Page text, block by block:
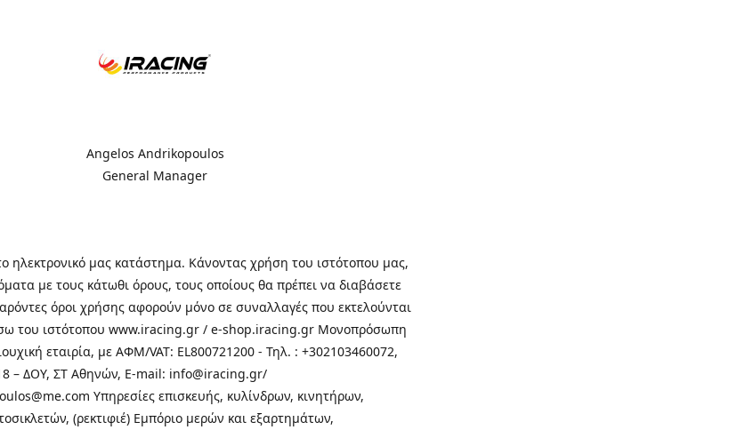
Angelos Andrikopoulos
General Manager
ηλεκτρονικό μας κατάστημα. Κάνοντας χρήση του ιστότοπου μας,
με τους κάτωθι όρους, τους οποίους θα πρέπει να διαβάσετε
όροι χρήσης αφορούν μόνο σε συναλλαγές που εκτελούνται
του ιστότοπου www.iracing.gr / e-shop.iracing.gr Μονοπρόσωπη
εταιρία, με ΑΦΜ/VAT: EL800721200 - Τηλ. : +302103460072,
– ΔΟΥ, ΣΤ Αθηνών, E-mail: info@iracing.gr/
Υπηρεσίες επισκευής, κυλίνδρων, κινητήρων,
(ρεκτιφιέ) Εμπόριο μερών και εξαρτημάτων,